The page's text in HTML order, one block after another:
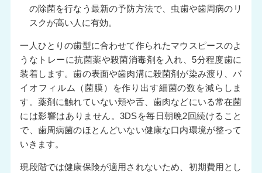
の除菌を行なう最新の予防方法で、虫歯や歯周病のリ
スクが高い人に有効。
一人ひとりの歯型に合わせて作られたマウスピースのよ
うなトレーに抗菌薬や殺菌消毒剤を入れ、5分程度歯に
装着します。歯の表面や歯肉溝に殺菌剤が染み渡り、バ
イオフィルム（菌膜）を作り出す細菌の数を減らしま
す。薬剤に触れていない頬や舌、歯肉などにいる常在菌
には影響はありません。3DSを毎日朝晩2回続けること
で、歯周病菌のほとんどいない健康な口内環境が整って
いきます。
現段階では健康保険が適用されないため、初期費用とし